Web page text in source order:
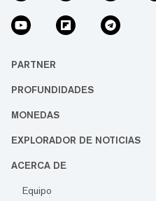
PARTNER
PROFUNDIDADES
MONEDAS
EXPLORADOR DE NOTICIAS
ACERCA DE
Equipo